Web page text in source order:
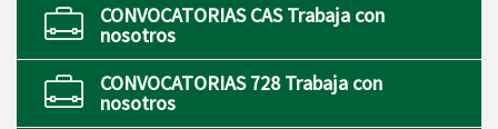
CONVOCATORIAS CAS Trabaja con
nosotros
CONVOCATORIAS 728 Trabaja con
nosotros